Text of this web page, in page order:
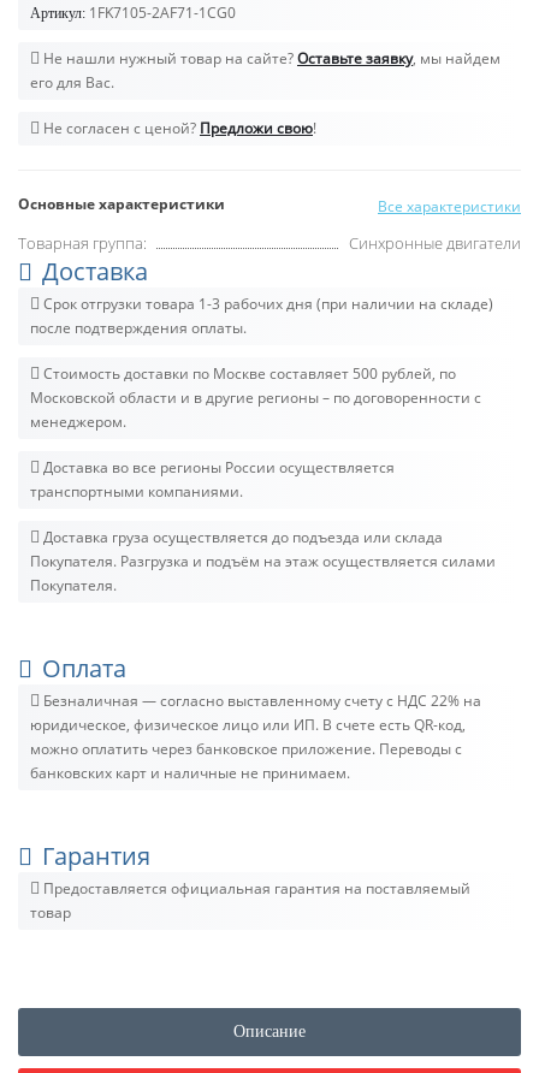
Артикул: 1FK7105-2AF71-1CG0
Не нашли нужный товар на сайте?Оставьте заявку, мы найдем
его для Вас.
Не согласен с ценой? Предложи свою!
Основные характеристики Все характеристики
Товарная группа: Синхронные двигатели
Доставка
Срок отгрузки товара 1-3 рабочих дня (при наличии на складе)
после подтверждения оплаты.
Стоимость доставки по Москве составляет 500 рублей, по
Московской области и в другие регионы – по договоренности с
менеджером.
Доставка во все регионы России осуществляется
транспортными компаниями.
Доставка груза осуществляется до подъезда или склада
Покупателя. Разгрузка и подъём на этаж осуществляется силами
Покупателя.
Оплата
Безналичная — согласно выставленному счету c НДС 22% на
юридическое, физическое лицо или ИП. В счете есть QR-код,
можно оплатить через банковское приложение. Переводы с
банковских карт и наличные не принимаем.
Гарантия
Предоставляется официальная гарантия на поставляемый
товар
Описание